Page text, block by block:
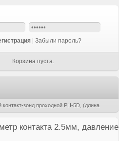
Забыли пароль?
Корзина пуста.
зонд проходной PH-5D, (длина
контакта 2.5мм, давление